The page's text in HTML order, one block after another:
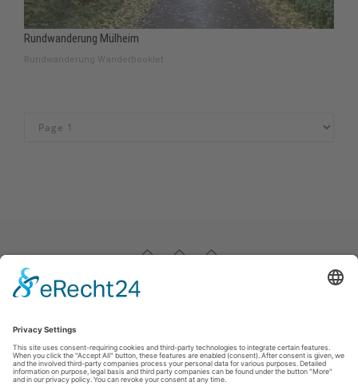
Rundwanderung Mülheim
Rundwanderung Wanderbooklet
Impressum
Stadtmarketing Warstein e.V. Dieplohstraße 1 59581 Warstein